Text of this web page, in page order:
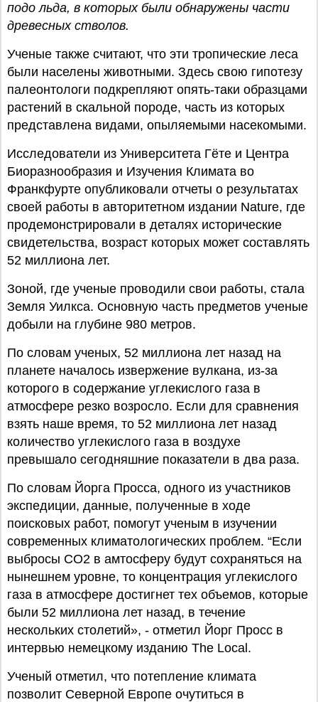
подо льда, в которых были обнаружены части
древесных стволов.
Ученые также считают, что эти тропические леса
были населены животными. Здесь свою гипотезу
палеонтологи подкрепляют опять-таки образцами
растений в скальной породе, часть из которых
представлена видами, опыляемыми насекомыми.
Исследователи из Университета Гёте и Центра
Биоразнообразия и Изучения Климата во
Франкфурте опубликовали отчеты о результатах
своей работы в авторитетном издании Nature, где
продемонстрировали в деталях исторические
свидетельства, возраст которых может составлять
52 миллиона лет.
Зоной, где ученые проводили свои работы, стала
Земля Уилкса. Основную часть предметов ученые
добыли на глубине 980 метров.
По словам ученых, 52 миллиона лет назад на
планете началось извержение вулкана, из-за
которого в содержание углекислого газа в
атмосфере резко возросло. Если для сравнения
взять наше время, то 52 миллиона лет назад
количество углекислого газа в воздухе
превышало сегодняшние показатели в два раза.
По словам Йорга Просса, одного из участников
экспедиции, данные, полученные в ходе
поисковых работ, помогут ученым в изучении
современных климатологических проблем. “Если
выбросы CO2 в амтосферу будут сохраняться на
нынешнем уровне, то концентрация углекислого
газа в атмосфере достигнет тех объемов, которые
были 52 миллиона лет назад, в течение
нескольких столетий», - отметил Йорг Просс в
интервью немецкому изданию The Local.
Ученый отметил, что потепление климата
позволит Северной Европе очутиться в